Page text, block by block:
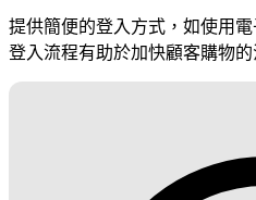
提供簡便的登入方式，如使用
登入流程有助於加快顧客購物的